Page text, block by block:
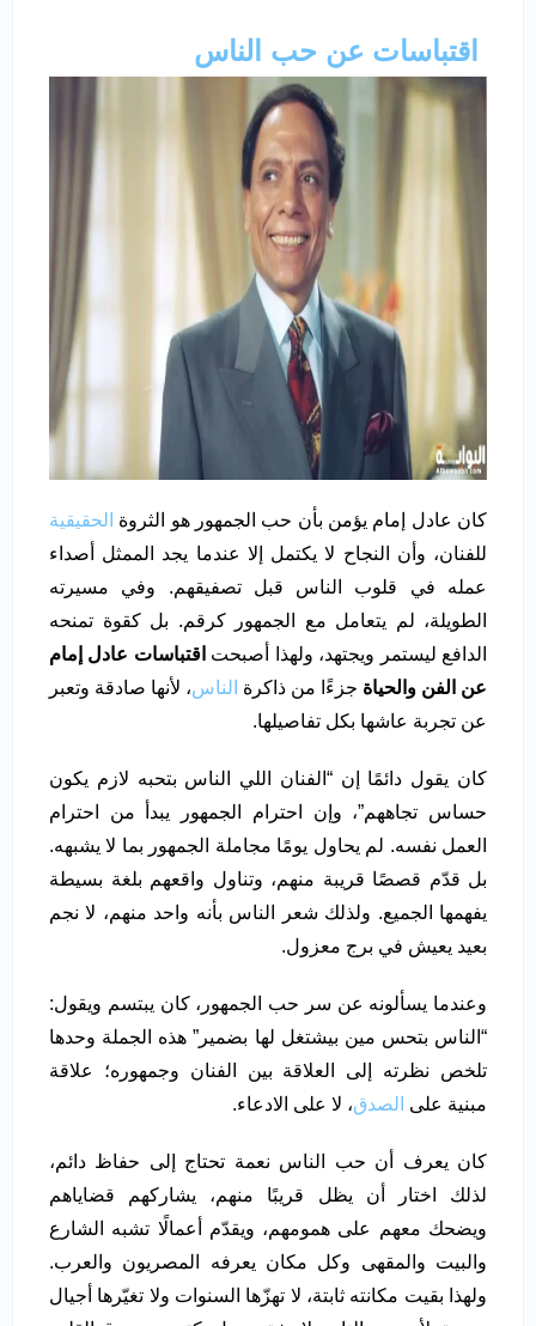
اقتباسات عن حب الناس
كان عادل إمام يؤمن بأن حب الجمهور هو الثروة الحقيقية
للفنان، وأن النجاح لا يكتمل إلا عندما يجد الممثل أصداء
عمله في قلوب الناس قبل تصفيقهم. وفي مسيرته
الطويلة، لم يتعامل مع الجمهور كرقم. بل كقوة تمنحه
الدافع ليستمر ويجتهد، ولهذا أصبحت اقتباسات عادل إمام
عن الفن والحياة جزءًا من ذاكرة الناس، لأنها صادقة وتعبر
عن تجربة عاشها بكل تفاصيلها.
كان يقول دائمًا إن “الفنان اللي الناس بتحبه لازم يكون
حساس تجاههم”، وإن احترام الجمهور يبدأ من احترام
العمل نفسه. لم يحاول يومًا مجاملة الجمهور بما لا يشبهه.
بل قدّم قصصًا قريبة منهم، وتناول واقعهم بلغة بسيطة
يفهمها الجميع. ولذلك شعر الناس بأنه واحد منهم، لا نجم
بعيد يعيش في برج معزول.
وعندما يسألونه عن سر حب الجمهور، كان يبتسم ويقول:
“الناس بتحس مين بيشتغل لها بضمير” هذه الجملة وحدها
تلخص نظرته إلى العلاقة بين الفنان وجمهوره؛ علاقة
مبنية على الصدق، لا على الادعاء.
كان يعرف أن حب الناس نعمة تحتاج إلى حفاظ دائم،
لذلك اختار أن يظل قريبًا منهم، يشاركهم قضاياهم
ويضحك معهم على همومهم، ويقدّم أعمالًا تشبه الشارع
والبيت والمقهى وكل مكان يعرفه المصريون والعرب.
ولهذا بقيت مكانته ثابتة، لا تهزّها السنوات ولا تغيّرها أجيال